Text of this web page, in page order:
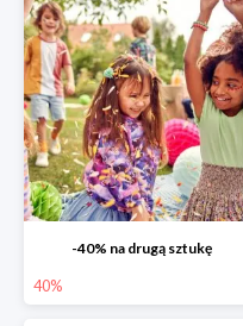
-40% na drugą sztukę
40%